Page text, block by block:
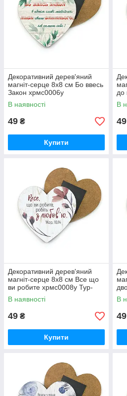
Декоративний дерев'яний
магніт-серце 8х8 см Бо ввесь
Закон хрмс0006у
В наявності
49 ₴
Купити
до
В
49
Декоративний дерев'яний
магніт-серце 8х8 см Все що
ви робите хрмс0008у Тур-
Колекшн
В наявності
49 ₴
Купити
В
49